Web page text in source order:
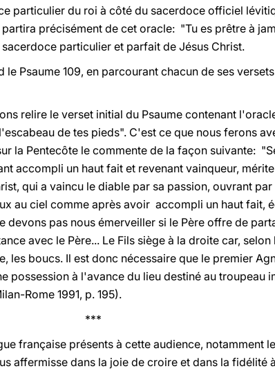
particulier du roi à côté du sacerdoce officiel
partira précisément de cet oracle: "Tu es prêtre à
particulier et parfait de Jésus Christ.
Psaume 109, en parcourant chacun de ses
relire le verset initial du Psaume contenant
de tes pieds". C'est ce que nous ferons
la Pentecôte le commente de la façon suivante:
accompli un haut fait et revenant vainqueur,
qui a vaincu le diable par sa passion, ouvrant
au ciel comme après avoir accompli un haut fait,
devons pas nous émerveiller si le Père offre de
avec le Père... Le Fils siège à la droite car,
les boucs. Il est donc nécessaire que le premier
possession à l'avance du lieu destiné au troupeau
Rome 1991, p. 195).
***
française présents à cette audience, notamment
affermisse dans la joie de croire et dans la fidélité